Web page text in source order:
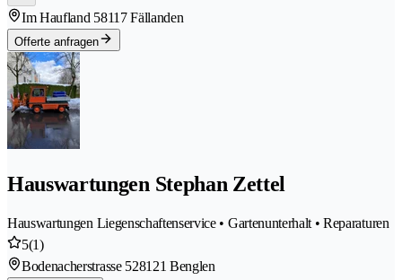
Im Haufland 58117 Fällanden
Offerte anfragen
Hauswartungen Stephan Zettel
Hauswartungen Liegenschaftenservice • Gartenunterhalt • Reparaturen
5(1)
Bodenacherstrasse 528121 Benglen